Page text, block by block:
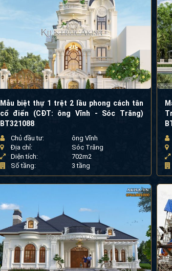
Mẫu biệt thự 1 trệt 2 lầu phong cách tân
cổ điển (CĐT: ông Vĩnh - Sóc Trăng)
BT321088
Chủ đầu tư:
ông Vĩnh
Địa chỉ:
Sóc Trăng
Diện tích:
702m2
Số tầng:
3 tầng